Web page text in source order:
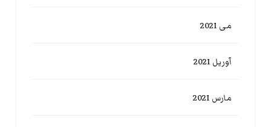
می 2021
آوریل 2021
مارس 2021